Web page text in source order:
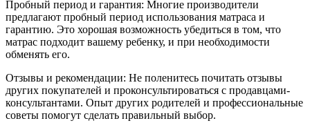
Пробный период и гарантия: Многие производители
предлагают пробный период использования матраса и
гарантию. Это хорошая возможность убедиться в том, что
матрас подходит вашему ребенку, и при необходимости
обменять его.
Отзывы и рекомендации: Не поленитесь почитать отзывы
других покупателей и проконсультироваться с продавцами-
консультантами. Опыт других родителей и профессиональные
советы помогут сделать правильный выбор.